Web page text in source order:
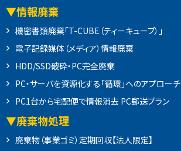
▼情報廃棄
機密書類廃棄「T-CUBE（ティーキューブ）」
電子記録媒体（メディア）情報廃棄
HDD/SSD破砕・PC完全廃棄
PC・サーバを資源化する「循環」へのアプローチ
PC1台から宅配便で情報消去 PC郵送プラン
▼廃棄物処理
廃棄物（事業ゴミ）定期回収【法人限定】